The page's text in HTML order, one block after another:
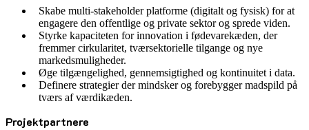
Skabe multi-stakeholder platforme (digitalt og fysisk) for at
engagere den offentlige og private sektor og sprede viden.
Styrke kapaciteten for innovation i fødevarekæden, der
fremmer cirkularitet, tværsektorielle tilgange og nye
markedsmuligheder.
Øge tilgængelighed, gennemsigtighed og kontinuitet i data.
Definere strategier der mindsker og forebygger madspild på
tværs af værdikæden.
Projektpartnere